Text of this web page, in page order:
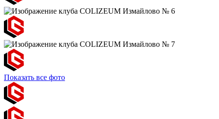
Показать все фото